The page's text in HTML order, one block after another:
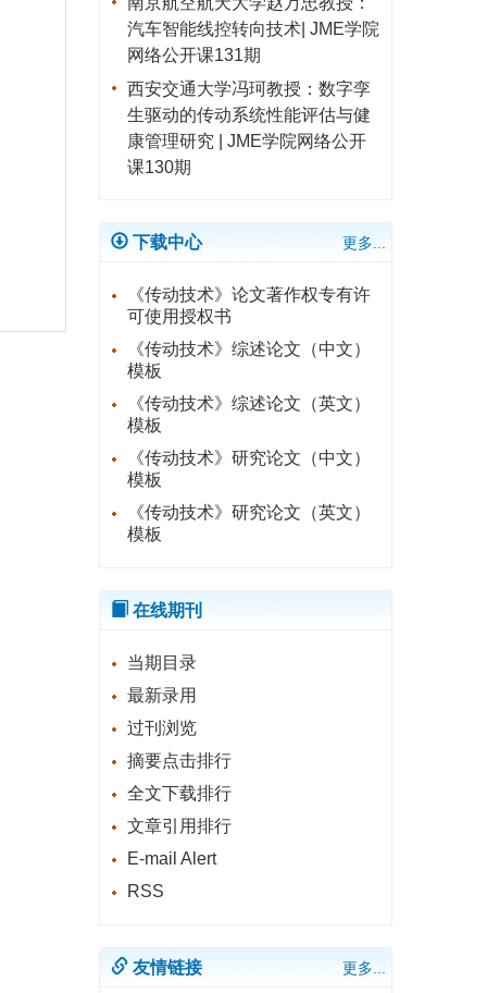
汽车智能线控转向技术| JME学院
网络公开课131期
西安交通大学冯珂教授：数字孪
生驱动的传动系统性能评估与健
康管理研究 | JME学院网络公开
课130期
下载中心 更多...
《传动技术》论文著作权专有许
可使用授权书
《传动技术》综述论文（中文）
模板
《传动技术》综述论文（英文）
模板
《传动技术》研究论文（中文）
模板
《传动技术》研究论文（英文）
模板
在线期刊
当期目录
最新录用
过刊浏览
摘要点击排行
全文下载排行
文章引用排行
E-mail Alert
RSS
友情链接 更多...